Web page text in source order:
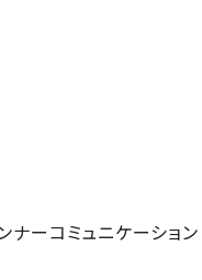
ーコミュニケーション